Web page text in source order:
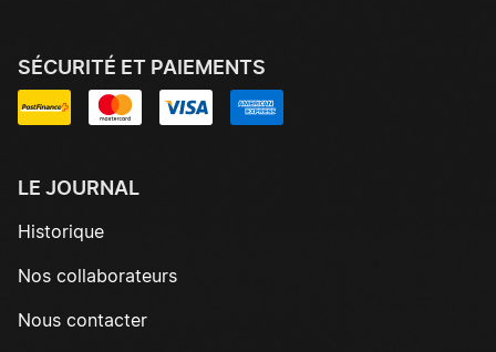
SÉCURITÉ ET PAIEMENTS
LE JOURNAL
Historique
Nos collaborateurs
Nous contacter